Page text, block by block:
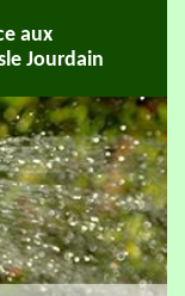
aux
Jourdain